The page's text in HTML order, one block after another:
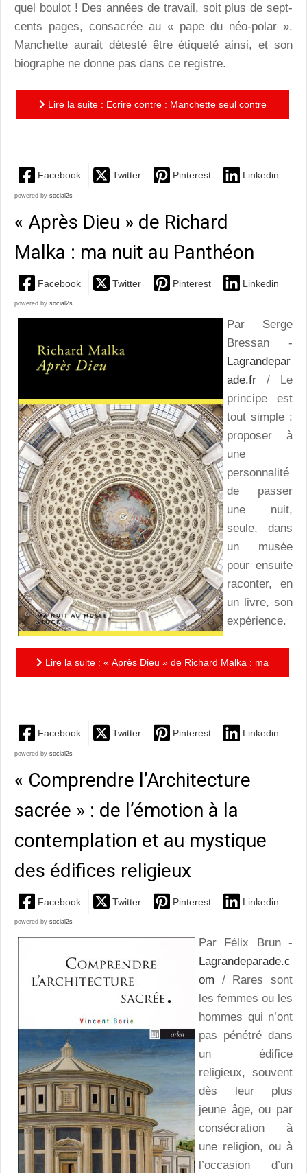
quel boulot ! Des années de travail, soit plus de sept-
cents pages, consacrée au « pape du néo-polar ».
Manchette aurait détesté être étiqueté ainsi, et son
biographe ne donne pas dans ce registre.
Lire la suite : Ecrire contre : Manchette seul contre
Facebook Twitter Pinterest Linkedin
powered by social2s
« Après Dieu » de Richard
Malka : ma nuit au Panthéon
Facebook Twitter Pinterest Linkedin
powered by social2s
Par Serge
Bressan -
Lagrandepar
ade.fr / Le
principe est
tout simple :
proposer à
une
personnalité
de passer
une nuit,
seule, dans
un musée
pour ensuite
raconter, en
un livre, son
expérience.
Lire la suite : « Après Dieu » de Richard Malka : ma
Facebook Twitter Pinterest Linkedin
powered by social2s
« Comprendre l’Architecture
sacrée » : de l’émotion à la
contemplation et au mystique
des édifices religieux
Facebook Twitter Pinterest Linkedin
powered by social2s
Par Félix Brun -
Lagrandeparade.c
om / Rares sont
les femmes ou les
hommes qui n’ont
pas pénétré dans
un édifice
religieux, souvent
dès leur plus
jeune âge, ou par
consécration à
une religion, ou à
l’occasion d’un